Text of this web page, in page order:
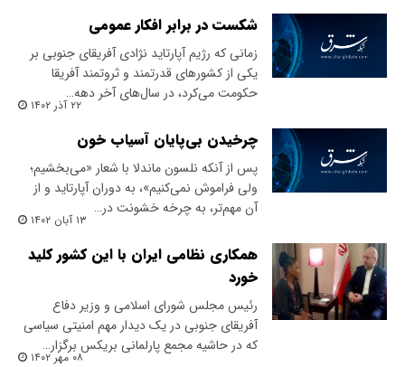
شکست در برابر افکار عمومی
زمانی که رژیم آپارتاید نژادی آفریقای جنوبی بر
یکی از کشورهای قدرتمند و ثروتمند آفریقا
حکومت می‌کرد، در سال‌های آخر دهه…
۲۲ آذر ۱۴۰۲
چرخیدن بی‌پایان آسیاب خون
پس از آنکه نلسون ماندلا با شعار «می‌بخشیم؛
ولی فراموش نمی‌کنیم»، به دوران آپارتاید و از
آن مهم‌تر، به چرخه خشونت در…
۱۳ آبان ۱۴۰۲
همکاری نظامی ایران با این کشور کلید
خورد
رئیس مجلس شورای اسلامی و وزیر دفاع
آفریقای جنوبی در یک دیدار مهم امنیتی سیاسی
که در حاشیه مجمع پارلمانی بریکس برگزار…
۰۸ مهر ۱۴۰۲